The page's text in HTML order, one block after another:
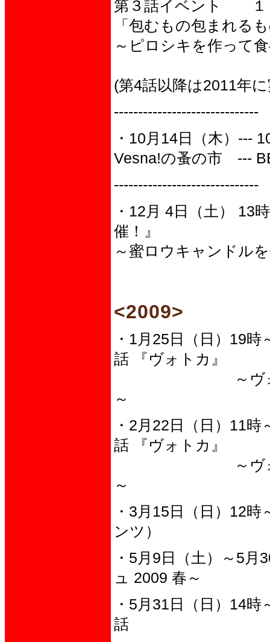
第３話イベント １
「包むもの包まれる
～ピロシキを作って
(第4話以降は2011年
------------------------------
・10月14日（木）---
Vesna!の蚤の市 ---
------------------------------
・12月 4日（土）
催！』
～蜜ロウキャンドル
<2009>
・1月25日（日）19時
話 『ヴォトカ』
～ヴォトカ（お
～
・2月22日（日）11時
話 『ヴォトカ』
～ヴォトカ（お
～
・3月15日（日）12
ンツ）
・5月9日（土）～5
ュ 2009 春～
・5月31日（日）14時
話